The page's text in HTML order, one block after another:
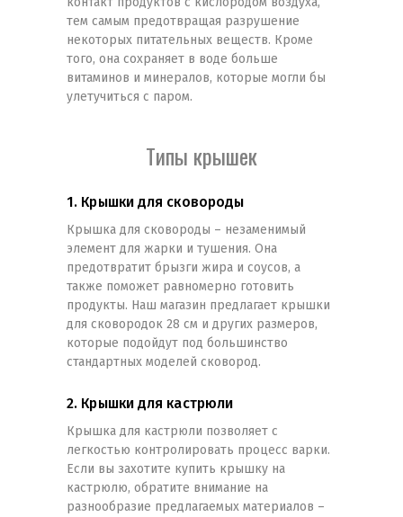
тем самым предотвращая разрушение
некоторых питательных веществ. Кроме
того, она сохраняет в воде больше
витаминов и минералов, которые могли бы
улетучиться с паром.
Типы крышек
1. Крышки для сковороды
Крышка для сковороды – незаменимый
элемент для жарки и тушения. Она
предотвратит брызги жира и соусов, а
также поможет равномерно готовить
продукты. Наш магазин предлагает крышки
для сковородок 28 см и других размеров,
которые подойдут под большинство
стандартных моделей сковород.
2. Крышки для кастрюли
Крышка для кастрюли позволяет с
легкостью контролировать процесс варки.
Если вы захотите купить крышку на
кастрюлю, обратите внимание на
разнообразие предлагаемых материалов –